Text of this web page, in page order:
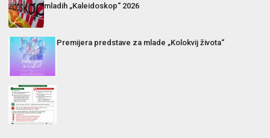
mladih „Kaleidoskop“ 2026
Premijera predstave za mlade „Kolokvij života“